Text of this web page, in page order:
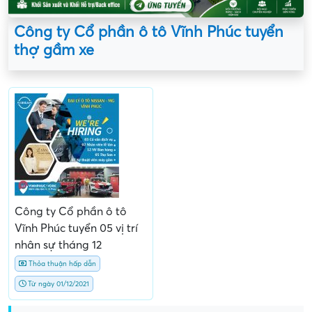
Công ty Cổ phần ô tô Vĩnh Phúc tuyển
thợ gầm xe
Công ty Cổ phần ô tô
Vĩnh Phúc tuyển 05 vị trí
nhân sự tháng 12
Thỏa thuận hấp dẫn
Từ ngày 01/12/2021